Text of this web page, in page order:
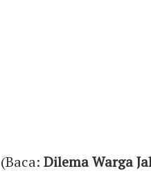
(Baca: Dilema Warga